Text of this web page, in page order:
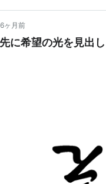
6ヶ月前
に希望の光を見出